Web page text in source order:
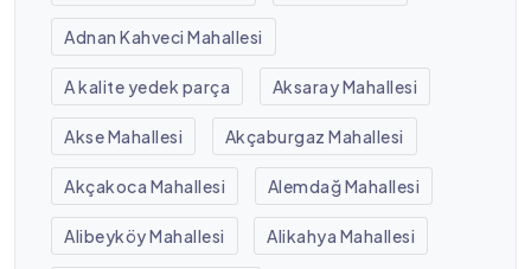
Adnan Kahveci Mahallesi
A kalite yedek parça Aksaray Mahallesi
Akse Mahallesi Akçaburgaz Mahallesi
Akçakoca Mahallesi Alemdağ Mahallesi
Alibeyköy Mahallesi Alikahya Mahallesi